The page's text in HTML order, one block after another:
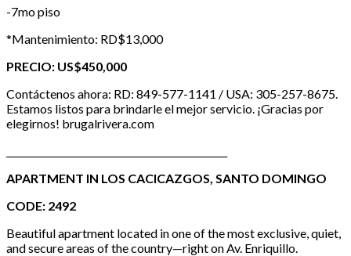
-7mo piso
*Mantenimiento: RD$13,000
PRECIO: US$450,000
Contáctenos ahora: RD: 849-577-1141 / USA: 305-257-8675
Estamos listos para brindarle el mejor servicio. ¡Gracias por
elegirnos! brugalrivera.com
APARTMENT IN LOS CACICAZGOS, SANTO DOMINGO
CODE: 2492
Beautiful apartment located in one of the most exclusive, quiet,
and secure areas of the country—right on Av. Enriquillo.